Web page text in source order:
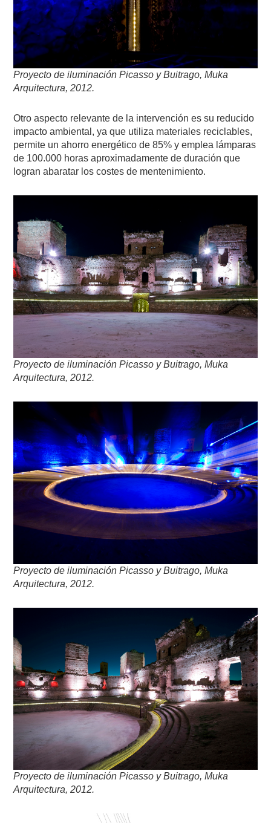
Proyecto de iluminaciónPicasso y Buitrago, Muka
Arquitectura, 2012.
Otro aspecto relevante de la intervención es su reducido
impacto ambiental, ya que utiliza materiales reciclables,
permite un ahorro energético de 85% y emplea lámparas
de 100.000 horas aproximadamente de duración que
logran abaratar los costes de mentenimiento.
Proyecto de iluminaciónPicasso y Buitrago, Muka
Arquitectura, 2012.
Proyecto de iluminaciónPicasso y Buitrago, Muka
Arquitectura, 2012.
Proyecto de iluminaciónPicasso y Buitrago, Muka
Arquitectura, 2012.